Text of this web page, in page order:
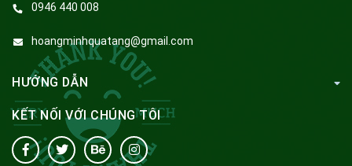
0946 440 008
hoangminhquatang@gmail.com
HƯỚNG DẪN
KẾT NỐI VỚI CHÚNG TÔI